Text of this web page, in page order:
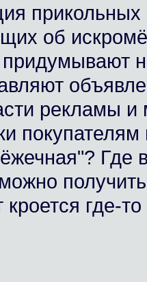
прикольных
об
рекламы и
Где
где-то